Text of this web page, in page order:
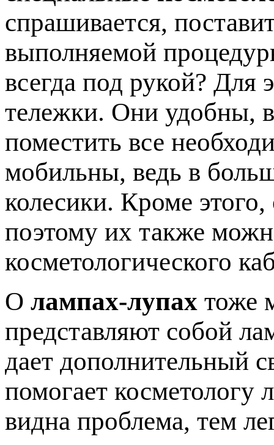
спрашивается,
выполняемой
всегда под рукой? Для
тележки. Они удобны,
поместить все
мобильны, ведь в
колесики. Кроме
поэтому их также
косметологического
О лампах-лупах тоже
представляют собой
дает дополнительный
помогает косметологу
видна проблема, тем